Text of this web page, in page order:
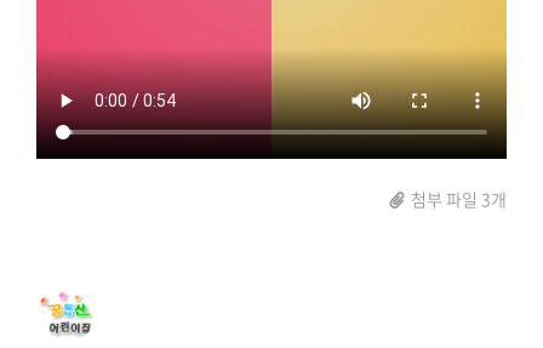
첨부 파일 3개